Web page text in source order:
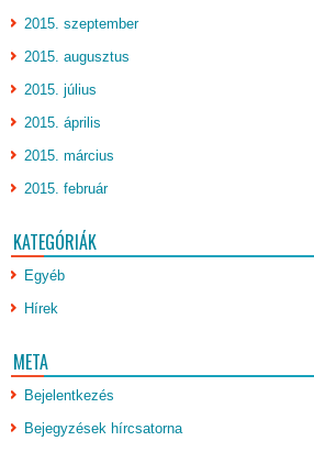
2015. szeptember
2015. augusztus
2015. július
2015. április
2015. március
2015. február
KATEGÓRIÁK
Egyéb
Hírek
META
Bejelentkezés
Bejegyzések hírcsatorna